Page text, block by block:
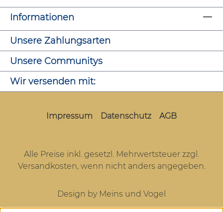
Informationen
Unsere Zahlungsarten
Unsere Communitys
Wir versenden mit:
Impressum Datenschutz AGB
Alle Preise inkl. gesetzl. Mehrwertsteuer zzgl.
Versandkosten, wenn nicht anders angegeben.
Design by Meins und Vogel